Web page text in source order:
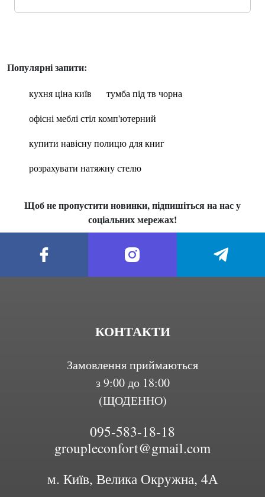
Популярні запити:
кухня ціна київ
тумба під тв чорна
офісні меблі стіл комп'ютерний
купити навісну полицю для книг
розрахувати натяжну стелю
Щоб не пропустити новинки, підпишіться на нас у
соціальних мережах!
КОНТАКТИ
Замовлення приймаються
з 9:00 до 18:00
(ЩОДЕННО)
095-583-18-18
groupleconfort@gmail.com
м. Київ, Велика Окружна, 4А